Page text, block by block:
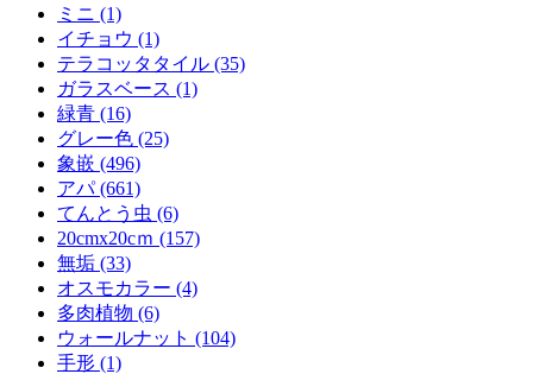
ミニ (1)
イチョウ (1)
テラコッタタイル (35)
ガラスベース (1)
緑青 (16)
グレー色 (25)
象嵌 (496)
アパ (661)
てんとう虫 (6)
20cmx20cｍ (157)
無垢 (33)
オスモカラー (4)
多肉植物 (6)
ウォールナット (104)
手形 (1)